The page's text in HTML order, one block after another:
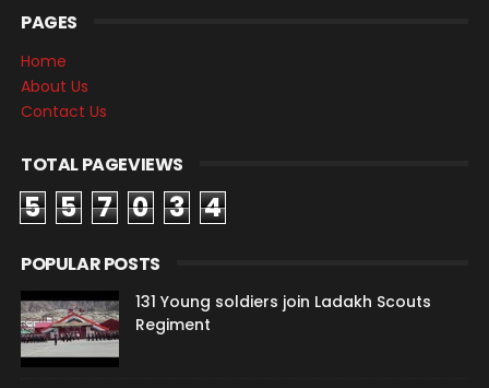
PAGES
Home
About Us
Contact Us
TOTAL PAGEVIEWS
5 5 7 0 3 4
POPULAR POSTS
131 Young soldiers join Ladakh Scouts
Regiment